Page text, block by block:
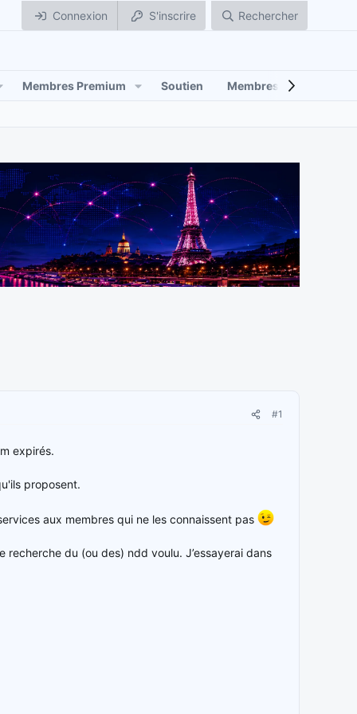
Connexion S'inscrire Rechercher
Membres Premium Soutien Membres
#1
expirés.
proposent.
aux membres qui ne les connaissent pas
du (ou des) ndd voulu. J’essayerai dans